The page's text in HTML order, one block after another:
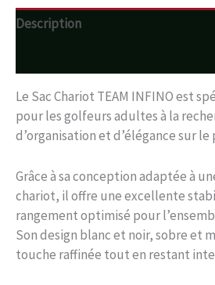
Description
Le Sac Chariot TEAM INFINO est
pour les golfeurs adultes à la
d’organisation et d’élégance sur le
Grâce à sa conception adaptée à
chariot, il offre une excellente
rangement optimisé pour
Son design blanc et noir, sobre et
touche raffinée tout en restant